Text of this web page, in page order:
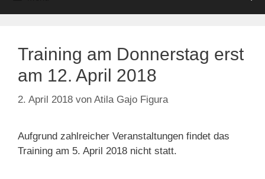
Training am Donnerstag erst
am 12. April 2018
2. April 2018 von Atila Gajo Figura
Aufgrund zahlreicher Veranstaltungen findet das
Training am 5. April 2018 nicht statt.